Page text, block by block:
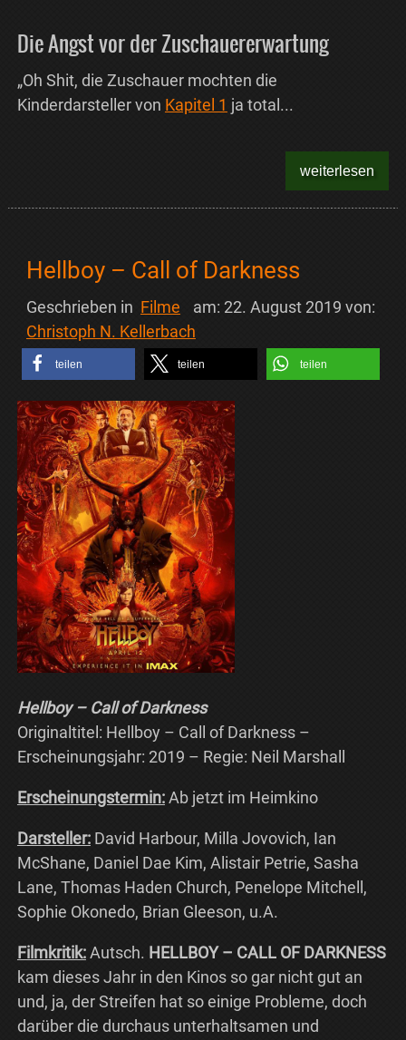
Die Angst vor der Zuschauererwartung
„Oh Shit, die Zuschauer mochten die
Kinderdarsteller von Kapitel 1 ja total...
weiterlesen
Hellboy – Call of Darkness
Geschrieben in Filme am: 22. August 2019 von:
Christoph N. Kellerbach
teilen teilen teilen
Hellboy – Call of Darkness
Originaltitel: Hellboy – Call of Darkness –
Erscheinungsjahr: 2019 – Regie: Neil Marshall
Erscheinungstermin:Ab jetzt im Heimkino
Darsteller:David Harbour, Milla Jovovich, Ian
McShane, Daniel Dae Kim, Alistair Petrie, Sasha
Lane, Thomas Haden Church, Penelope Mitchell,
Sophie Okonedo, Brian Gleeson, u.A.
Filmkritik:Autsch. HELLBOY – CALL OF DARKNESS
kam dieses Jahr in den Kinos so gar nicht gut an
und, ja, der Streifen hat so einige Probleme, doch
darüber die durchaus unterhaltsamen und